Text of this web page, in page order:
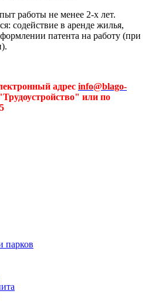
работы не менее 2-х лет.
содействие в аренде жилья,
патента на работу (при
адрес info@blago-
или по
парков